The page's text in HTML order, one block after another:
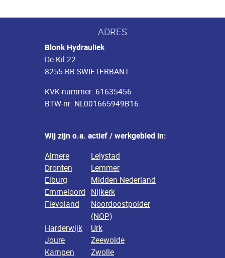
ADRES
Blonk Hydrauliek
De Kil 22
8255 RR SWIFTERBANT
KVK-nummer: 61635456
BTW-nr: NL001665949B16
Wij zijn o.a. actief / werkgebied in:
Almere
Lelystad
Dronten
Lemmer
Elburg
Midden Nederland
Emmeloord Nijkerk
Flevoland
Noordoostpolder
(NOP)
Harderwijk
Urk
Joure
Zeewolde
Kampen
Zwolle